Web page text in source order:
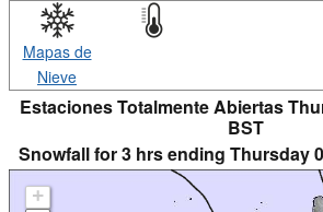
Mapas de
Nieve
Estaciones Totalmente Abiertas
BST
Snowfall for 3 hrs ending Thursday
+